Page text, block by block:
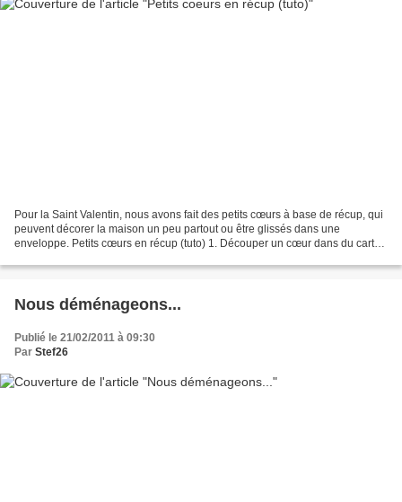
Pour la Saint Valentin, nous avons fait des petits cœurs à base de récup, qui
peuvent décorer la maison un peu partout ou être glissés dans une
enveloppe. Petits cœurs en récup (tuto) 1. Découper un cœur dans du carton
Nous déménageons...
Publié le 21/02/2011 à 09:30
Par Stef26